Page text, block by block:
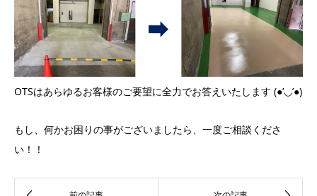
OTSはあらゆるお客様のご要望に全力でお答えいたします (●’◡’●)
もし、何かお困りの事がございましたら、一度ご相談くださ
い！！